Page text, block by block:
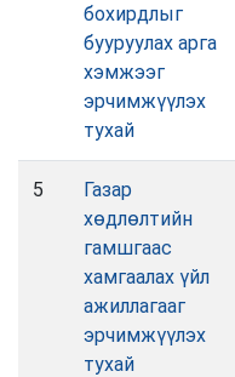
бохирдлыг
бууруулах арга
хэмжээг
эрчимжүүлэх
тухай
5
Газар
хөдлөлтийн
гамшгаас
хамгаалах үйл
ажиллагааг
эрчимжүүлэх
тухай